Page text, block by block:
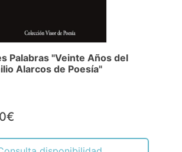
Palabras "Veinte Años del
Alarcos de Poesía"